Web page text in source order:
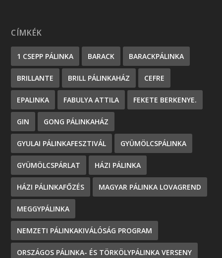
CÍMKÉK
1 CSEPP PÁLINKA BARACK BARACKPÁLINKA
BRILLANTE BRILL PÁLINKAHÁZ CEFRE
EPALINKA FABULYA ATTILA FEKETE BERKENYE.
GIN GONG PÁLINKAHÁZ
GYULAI PÁLINKAFESZTIVÁL GYÜMÖLCSPÁLINKA
GYÜMÖLCSPÁRLAT HÁZI PÁLINKA
HÁZI PÁLINKAFŐZÉS MAGYAR PÁLINKA LOVAGREND
MEGGYPÁLINKA
NEMZETI PÁLINKAKIVÁLÓSÁG PROGRAM
ORSZÁGOS PÁLINKA- ÉS TÖRKÖLYPÁLINKA VERSENY